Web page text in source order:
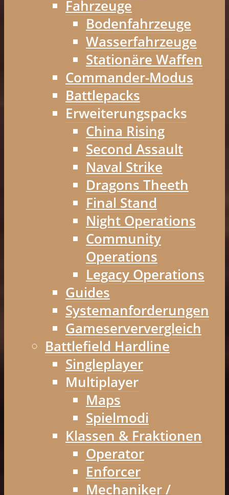
Fahrzeuge
Bodenfahrzeuge
Wasserfahrzeuge
Stationäre Waffen
Commander-Modus
Battlepacks
Erweiterungspacks
China Rising
Second Assault
Naval Strike
Dragons Theeth
Final Stand
Night Operations
Community
Operations
Legacy Operations
Guides
Systemanforderungen
Gameserververgleich
Battlefield Hardline
Singleplayer
Multiplayer
Maps
Spielmodi
Klassen & Fraktionen
Operator
Enforcer
Mechaniker /